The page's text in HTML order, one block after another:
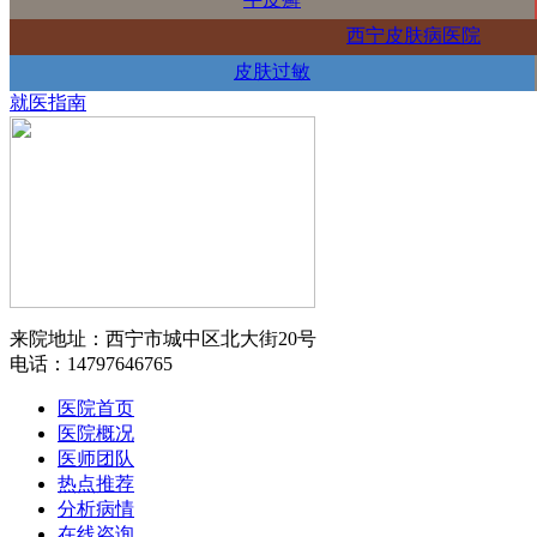
西宁皮肤病医院
皮肤过敏
就医指南
来院地址：西宁市城中区北大街20号
电话：14797646765
医院首页
医院概况
医师团队
热点推荐
分析病情